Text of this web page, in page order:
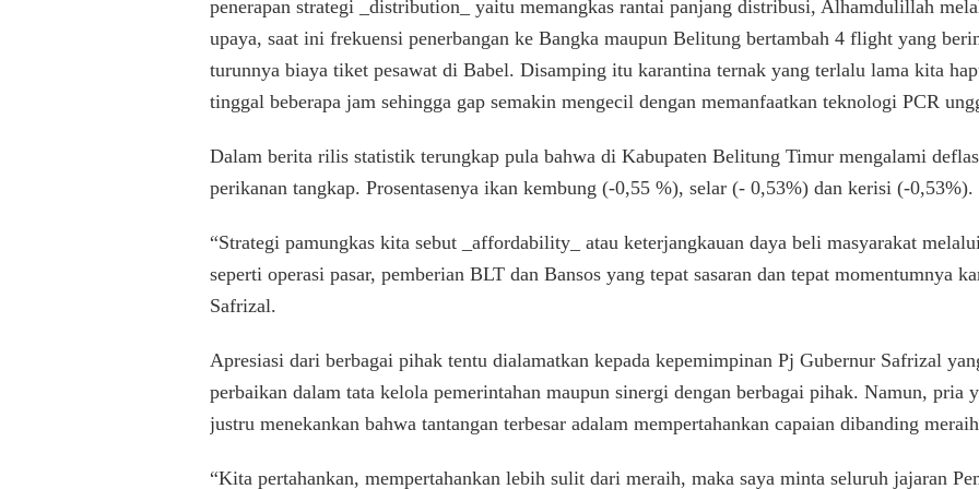
penerapan strategi _distribution_ yaitu memangkas rantai panjang distribusi, Alhamdulillah
upaya, saat ini frekuensi penerbangan ke Bangka maupun Belitung bertambah 4 flight yang
turunnya biaya tiket pesawat di Babel. Disamping itu karantina ternak yang terlalu lama kita
tinggal beberapa jam sehingga gap semakin mengecil dengan memanfaatkan teknologi PCR
Dalam berita rilis statistik terungkap pula bahwa di Kabupaten Belitung Timur mengalami
perikanan tangkap. Prosentasenya ikan kembung (-0,55 %), selar (- 0,53%) dan kerisi (-0,53%).
“Strategi pamungkas kita sebut _affordability_ atau keterjangkauan daya beli masyarakat
seperti operasi pasar, pemberian BLT dan Bansos yang tepat sasaran dan tepat momentumnya
Safrizal.
Apresiasi dari berbagai pihak tentu dialamatkan kepada kepemimpinan Pj Gubernur Safrizal
perbaikan dalam tata kelola pemerintahan maupun sinergi dengan berbagai pihak. Namun, pria
justru menekankan bahwa tantangan terbesar adalam mempertahankan capaian dibanding
“Kita pertahankan, mempertahankan lebih sulit dari meraih, maka saya minta seluruh jajaran